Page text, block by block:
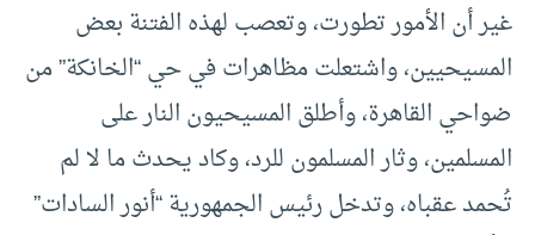
غير أن الأمور تطورت، وتعصب لهذه الفتنة بعض
المسيحيين، واشتعلت مظاهرات في حي “الخانكة” من
ضواحي القاهرة، وأطلق المسيحيون النار على
المسلمين، وثار المسلمون للرد، وكاد يحدث ما لا لم
تُحمد عقباه، وتدخل رئيس الجمهورية “أنور السادات”